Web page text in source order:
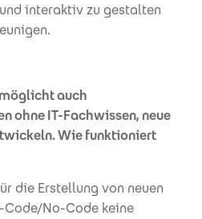
interaktiv zu gestalten
auch
ohne IT-Fachwissen, neue
Wie funktioniert
die Erstellung von neuen
No-Code keine